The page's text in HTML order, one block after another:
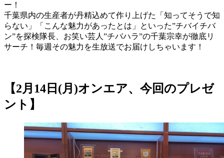
ー！
千葉県内の生産者が丹精込めて作り上げた「知ってそうで知
らない」「こんな魅力があったとは」といった”チバイチバ
ン”を探検隊長、お笑い芸人”チバハラ”の千葉宗幸が徹底リ
サーチ！毎週その魅力を生放送でお届けしちゃいます！
【2月14日(月)オンエア、今回のプレゼ
ント】